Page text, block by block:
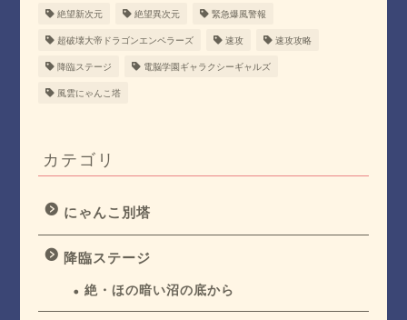
絶望新次元 絶望異次元 緊急爆風警報
超破壊大帝ドラゴンエンペラーズ 速攻 速攻攻略
降臨ステージ 電脳学園ギャラクシーギャルズ
風雲にゃんこ塔
カテゴリ
にゃんこ別塔
降臨ステージ
絶・ほの暗い沼の底から